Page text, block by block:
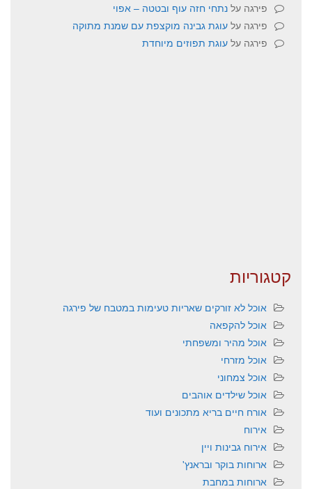
פירגה על נתחי חזה עוף ובטטה – אפוי
פירגה על עוגת גבינה מוקצפת עם שמנת מתוקה
פירגה על עוגת תפוזים מיוחדת
קטגוריות
אוכל לא זורקים שאריות טעימות במטבח של פירגה
אוכל להקפאה
אוכל מהיר ומשפחתי
אוכל מזרחי
אוכל צמחוני
אוכל שילדים אוהבים
אורח חיים בריא מתכונים ועוד
אירוח
אירוח גבינות ויין
ארוחות בוקר ובראנץ'
ארוחות במחבת